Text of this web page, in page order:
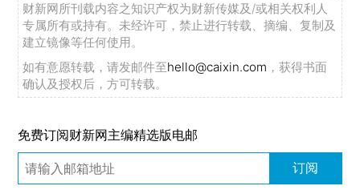
财新网所刊载内容之知识产权为财新传媒及/或相关权利人
专属所有或持有。未经许可，禁止进行转载、摘编、复制及
建立镜像等任何使用。
如有意愿转载，请发邮件至hello@caixin.com ，获得书面
确认及授权后，方可转载。
免费订阅财新网主编精选版电邮
订阅